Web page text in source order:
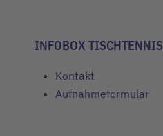
INFOBOX TISCHTENNIS
Kontakt
Aufnahmeformular